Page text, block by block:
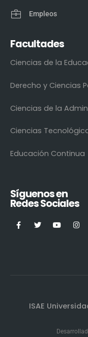
Empleos
Facultades
Ciencias de la
Derecho y Ciencias
Ciencias de la
Ciencias
Educación Continua
Síguenos en
Redes Sociales
ISAE